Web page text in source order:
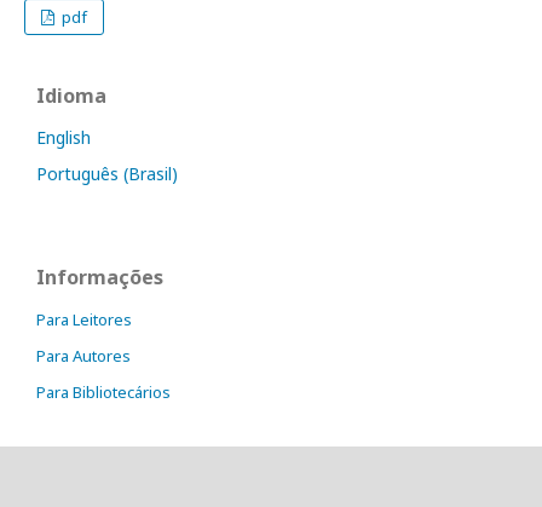
pdf
Idioma
English
Português (Brasil)
Informações
Para Leitores
Para Autores
Para Bibliotecários